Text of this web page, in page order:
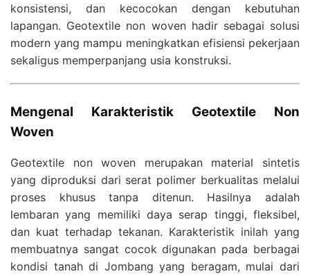
konsistensi, dan kecocokan dengan kebutuhan
lapangan. Geotextile non woven hadir sebagai solusi
modern yang mampu meningkatkan efisiensi pekerjaan
sekaligus memperpanjang usia konstruksi.
Mengenal Karakteristik Geotextile Non
Woven
Geotextile non woven merupakan material sintetis
yang diproduksi dari serat polimer berkualitas melalui
proses khusus tanpa ditenun. Hasilnya adalah
lembaran yang memiliki daya serap tinggi, fleksibel,
dan kuat terhadap tekanan. Karakteristik inilah yang
membuatnya sangat cocok digunakan pada berbagai
kondisi tanah di Jombang yang beragam, mulai dari